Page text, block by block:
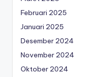
Februari 2025
Januari 2025
Desember 2024
November 2024
Oktober 2024